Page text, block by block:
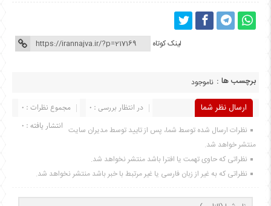
لینک کوتاه
برچسب ها : ناموجود
ارسال نظر شما مجموع نظرات : 0
در انتظار بررسی : 0
انتشار یافته : 0 نظرات ارسال شده توسط شما، پس از تایید توسط مدیران سایت
منتشر خواهد شد.
نظراتی که حاوی تهمت یا افترا باشد منتشر نخواهد شد.
نظراتی که به غیر از زبان فارسی یا غیر مرتبط با خبر باشد منتشر نخواهد شد.